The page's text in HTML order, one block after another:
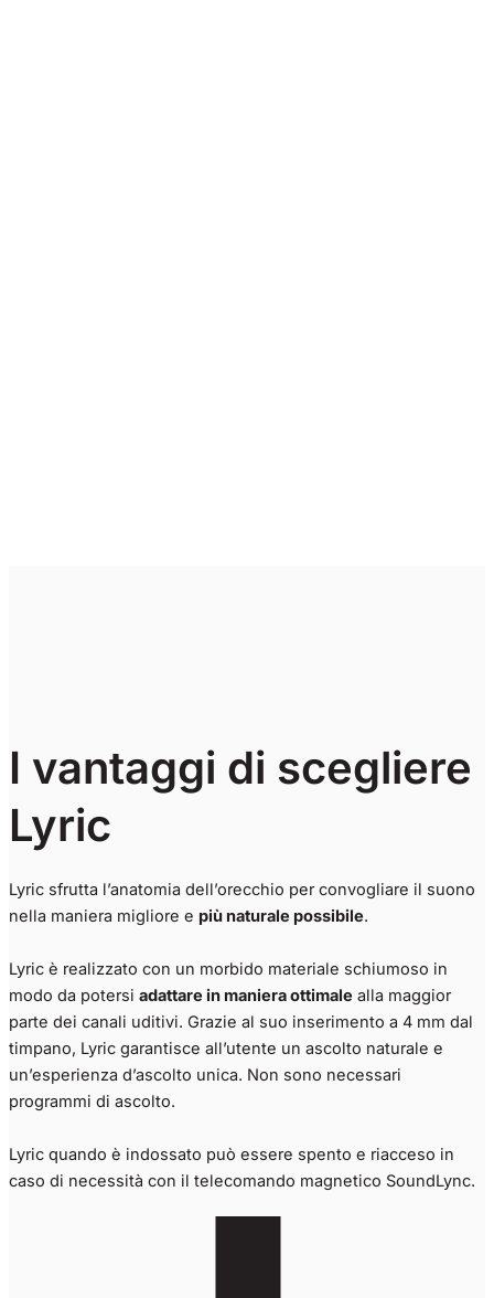
I vantaggi di scegliere
Lyric
Lyric sfrutta l’anatomia dell’orecchio per convogliare il suono
nella maniera migliore e più naturale possibile.
Lyric è realizzato con un morbido materiale schiumoso in
modo da potersi adattare in maniera ottimale alla maggior
parte dei canali uditivi. Grazie al suo inserimento a 4 mm dal
timpano, Lyric garantisce all’utente un ascolto naturale e
un’esperienza d’ascolto unica. Non sono necessari
programmi di ascolto.
Lyric quando è indossato può essere spento e riacceso in
caso di necessità con il telecomando magnetico SoundLync.